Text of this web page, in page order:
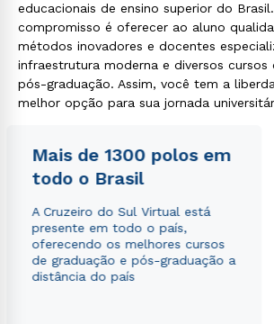
educacionais de ensino superior do
compromisso é oferecer ao aluno
métodos inovadores e docentes
infraestrutura moderna e diversos cursos
pós-graduação. Assim, você tem a
melhor opção para sua jornada
Mais de 1300 polos em
todo o Brasil
A Cruzeiro do Sul Virtual está
presente em todo o país,
oferecendo os melhores cursos
de graduação e pós-graduação a
distância do país